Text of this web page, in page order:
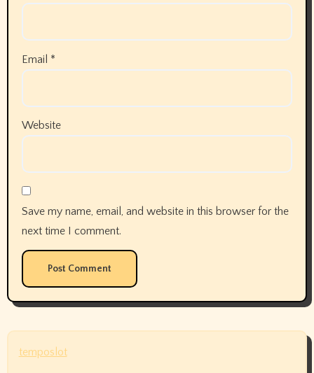
Email *
Website
Save my name, email, and website in this browser for the
next time I comment.
temposlot